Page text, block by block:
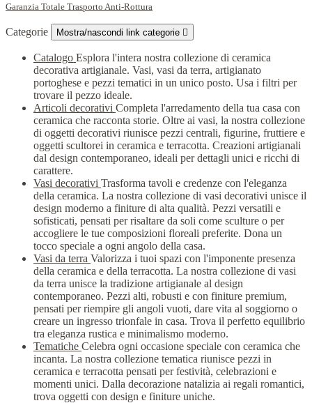
Garanzia Totale Trasporto Anti-Rottura
Categorie Mostra/nascondi link categorie 
Catalogo Esplora l'intera nostra collezione di ceramica
decorativa artigianale. Vasi, vasi da terra, artigianato
portoghese e pezzi tematici in un unico posto. Usa i filtri per
trovare il pezzo ideale.
Articoli decorativi Completa l'arredamento della tua casa con
ceramica che racconta storie. Oltre ai vasi, la nostra collezione
di oggetti decorativi riunisce pezzi centrali, figurine, fruttiere e
oggetti scultorei in ceramica e terracotta. Creazioni artigianali
dal design contemporaneo, ideali per dettagli unici e ricchi di
carattere.
Vasi decorativi Trasforma tavoli e credenze con l'eleganza
della ceramica. La nostra collezione di vasi decorativi unisce il
design moderno a finiture di alta qualità. Pezzi versatili e
sofisticati, pensati per risaltare da soli come sculture o per
accogliere le tue composizioni floreali preferite. Dona un
tocco speciale a ogni angolo della casa.
Vasi da terra Valorizza i tuoi spazi con l'imponente presenza
della ceramica e della terracotta. La nostra collezione di vasi
da terra unisce la tradizione artigianale al design
contemporaneo. Pezzi alti, robusti e con finiture premium,
pensati per riempire gli angoli vuoti, dare vita al soggiorno o
creare un ingresso trionfale in casa. Trova il perfetto equilibrio
tra eleganza rustica e minimalismo moderno.
Tematiche Celebra ogni occasione speciale con ceramica che
incanta. La nostra collezione tematica riunisce pezzi in
ceramica e terracotta pensati per festività, celebrazioni e
momenti unici. Dalla decorazione natalizia ai regali romantici,
trova oggetti con design e finiture uniche.